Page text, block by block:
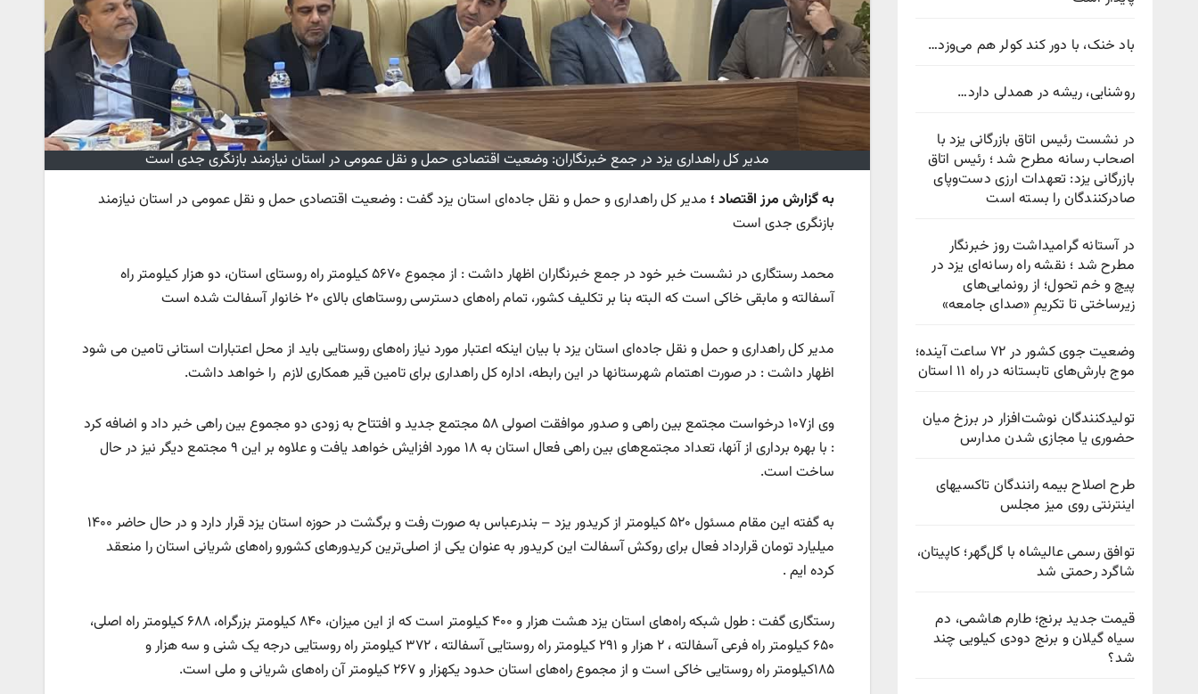
باد خنک، با دور کند کولر هم می‌وزد…
روشنایی، ریشه در همدلی دارد…
در نشست رئیس اتاق بازرگانی یزد با
اصحاب رسانه مطرح شد ؛ رئیس اتاق
بازرگانی یزد: تعهدات ارزی دست‌وپای
صادرکنندگان را بسته است
در آستانه گرامیداشت روز خبرنگار
مطرح شد ؛ نقشه راه رسانه‌ای یزد در
پیچ‌ و خم تحول؛ از رونمایی‌های
زیرساختی تا تکریمِ «صدای جامعه»
وضعیت جوی کشور در ۷۲ ساعت آینده؛
موج بارش‌های تابستانه در راه ۱۱ استان
تولیدکنندگان نوشت‌افزار در برزخ میان
حضوری یا مجازی شدن مدارس
طرح اصلاح بیمه رانندگان تاکسیهای
اینترنتی روی میز مجلس
توافق رسمی عالیشاه با گل‌گهر؛ کاپیتان،
شاگرد رحمتی شد
قیمت جدید برنج؛ طارم هاشمی، دم
سیاه گیلان و برنج دودی کیلویی چند
شد؟
مدیر کل راهداری یزد در جمع خبرنگاران: وضعیت اقتصادی حمل و نقل عمومی در استان نیازمند بازنگری جدی است
به گزارش مرز اقتصاد ؛ مدیر کل راهداری و حمل و نقل جاده‌ای استان یزد گفت : وضعیت اقتصادی حمل و نقل عمومی در استان نیازمند
بازنگری جدی است
محمد رستگاری در نشست خبر خود در جمع خبرنگاران اظهار داشت : از مجموع ۵۶۷۰ کیلومتر راه روستای استان، دو هزار کیلومتر راه
آسفالته و مابقی خاکی است که البته بنا بر تکلیف کشور، تمام راه‌های دسترسی روستاهای بالای ۲۰ خانوار آسفالت ‌شده است
مدیر کل راهداری و حمل و نقل جاده‌ای استان یزد با بیان اینکه اعتبار مورد نیاز راه‌های روستایی باید از محل اعتبارات استانی تامین می شود
اظهار داشت : در صورت اهتمام شهرستانها در این رابطه، اداره کل راهداری برای تامین قیر همکاری لازم را خواهد داشت.
وی از۱۰۷ درخواست مجتمع بین راهی و صدور موافقت اصولی ۵۸ مجتمع جدید و افتتاح به زودی دو مجموع بین راهی خبر داد و اضافه کرد
: با بهره برداری از آنها، تعداد مجتمع‌های بین راهی فعال استان به ۱۸ مورد افزایش خواهد یافت و علاوه بر این ۹ مجتمع دیگر نیز در حال
ساخت است.
به گفته این مقام مسئول ۵۲۰ کیلومتر از کریدور یزد – بندرعباس به صورت رفت و برگشت در حوزه استان یزد قرار دارد و در حال حاضر ۱۴۰۰
میلیارد تومان قرارداد فعال برای روکش آسفالت این کریدور به عنوان یکی از اصلی‌ترین کریدورهای کشورو راه‌های شریانی استان را منعقد
کرده ایم .
رستگاری گفت : طول شبکه راه‌های استان یزد هشت هزار و ۴۰۰ کیلومتر است که از این میزان، ۸۴۰ کیلومتر بزرگراه، ۶۸۸ کیلومتر راه اصلی،
۶۵۰ کیلومتر راه فرعی آسفالته ، ۲ هزار و ۲۹۱ کیلومتر راه روستایی آسفالته ، ۳۷۲ کیلومتر راه روستایی درجه یک شنی و سه هزار و
۱۸۵کیلومتر راه روستایی خاکی است و از مجموع راه‌های استان حدود یکهزار و ۲۶۷ کیلومتر آن راه‌های شریانی و ملی است.